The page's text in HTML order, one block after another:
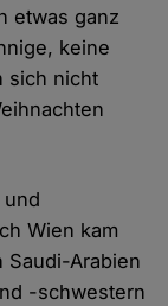
etwas ganz
keine
sich nicht
Wien kam
Saudi-Arabien
-schwestern